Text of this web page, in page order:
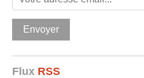
Flux RSS